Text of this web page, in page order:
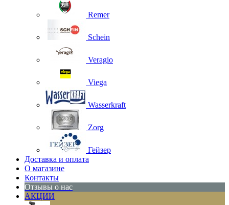
Remer
Schein
Veragio
Viega
Wasserkraft
Zorg
Гейзер
Доставка и оплата
О магазине
Контакты
Отзывы о нас
АКЦИИ